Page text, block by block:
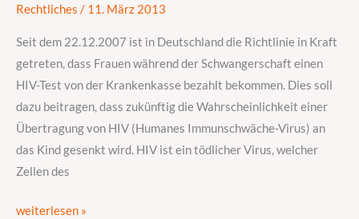
Rechtliches / 11. März 2013
Seit dem 22.12.2007 ist in Deutschland die Richtlinie in Kraft
getreten, dass Frauen während der Schwangerschaft einen
HIV-Test von der Krankenkasse bezahlt bekommen. Dies soll
dazu beitragen, dass zukünftig die Wahrscheinlichkeit einer
Übertragung von HIV (Humanes Immunschwäche-Virus) an
das Kind gesenkt wird. HIV ist ein tödlicher Virus, welcher
Zellen des
der
Schwangerschaft
Richtlinie
des
GBA
weiterlesen »